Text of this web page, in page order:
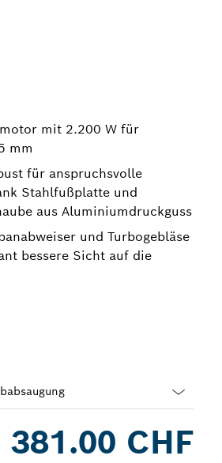
mit 2.200 W für
mm
für anspruchsvolle
Stahlfußplatte und
aus Aluminiumdruckguss
und Turbogebläse
bessere Sicht auf die
381.00 CHF